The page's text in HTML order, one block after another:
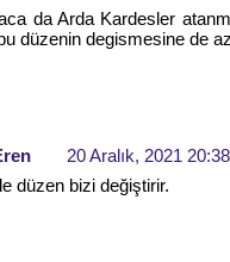
da Arda Kardesler
düzenin degismesine de
20 Aralık, 2021 20:38
düzen bizi değiştirir.